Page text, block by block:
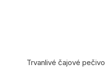
Trvanlivé čajové pečivo